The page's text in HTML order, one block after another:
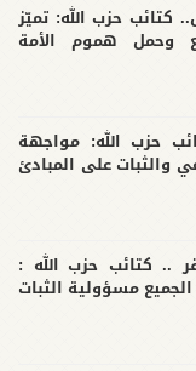
كتائب حزب الله: تميّز
وحمل هموم الأمة
حزب الله: مواجهة
والثبات على المبادئ
.. كتائب حزب الله :
مسؤولية الثبات